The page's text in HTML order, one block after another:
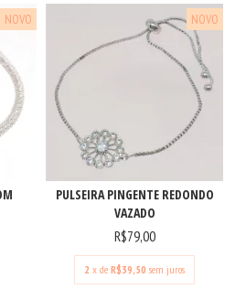
NOVO NOVO
PULSEIRA PINGENTE REDONDO
VAZADO
R$79,00
2 x de R$39,50 sem juros